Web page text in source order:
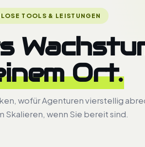
TOOLS & LEISTUNGEN
Ort.
wofür Agenturen vierstellig
Skalieren, wenn Sie bereit sind.